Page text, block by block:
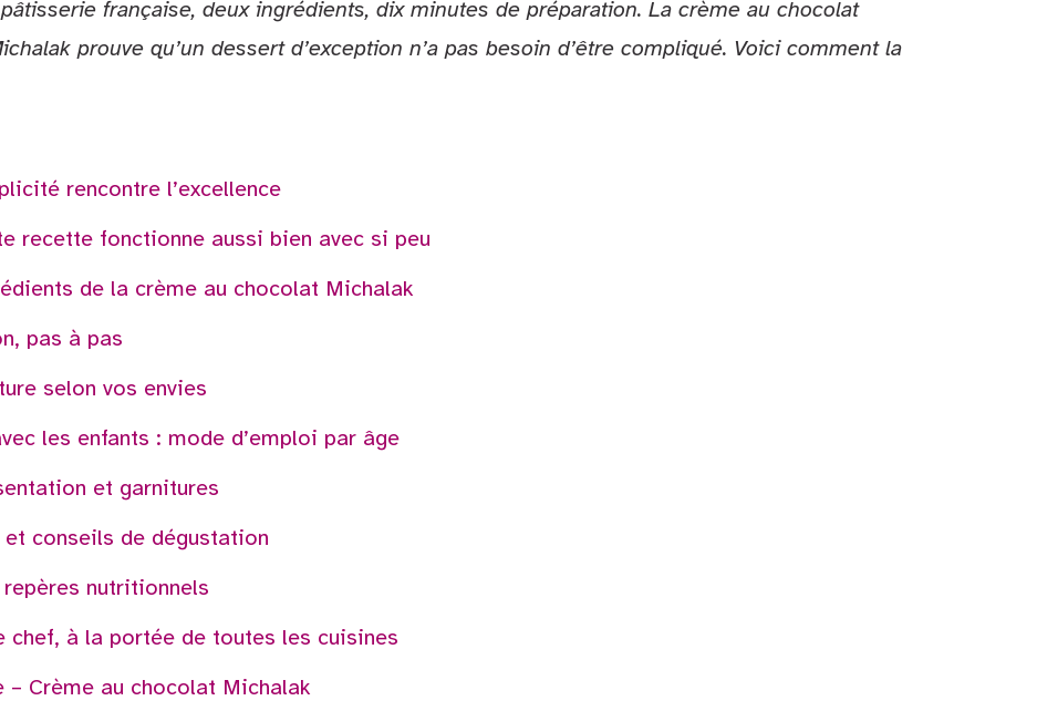
française, deux ingrédients, dix minutes de préparation. La crème au chocolat
prouve qu’un dessert d’exception n’a pas besoin d’être compliqué. Voici comment la
rencontre l’excellence
recette fonctionne aussi bien avec si peu
de la crème au chocolat Michalak
pas à pas
selon vos envies
les enfants : mode d’emploi par âge
et garnitures
conseils de dégustation
nutritionnels
chef, à la portée de toutes les cuisines
– Crème au chocolat Michalak